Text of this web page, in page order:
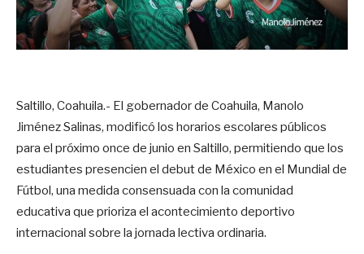
Saltillo, Coahuila.- El gobernador de Coahuila, Manolo
Jiménez Salinas, modificó los horarios escolares públicos
para el próximo once de junio en Saltillo, permitiendo que los
estudiantes presencien el debut de México en el Mundial de
Fútbol, una medida consensuada con la comunidad
educativa que prioriza el acontecimiento deportivo
internacional sobre la jornada lectiva ordinaria.